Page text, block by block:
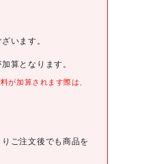
います。
算となります。
が加算されます際は、
ご注文後でも商品を